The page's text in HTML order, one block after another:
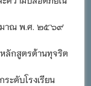
มาณ พ.ศ. ๒๕๖๙
ลักสูตรต้านทุจริต
ะดับโรงเรียน